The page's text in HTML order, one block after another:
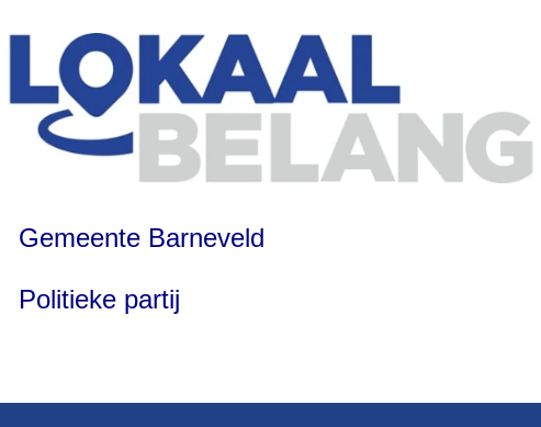
Gemeente Barneveld
Politieke partij